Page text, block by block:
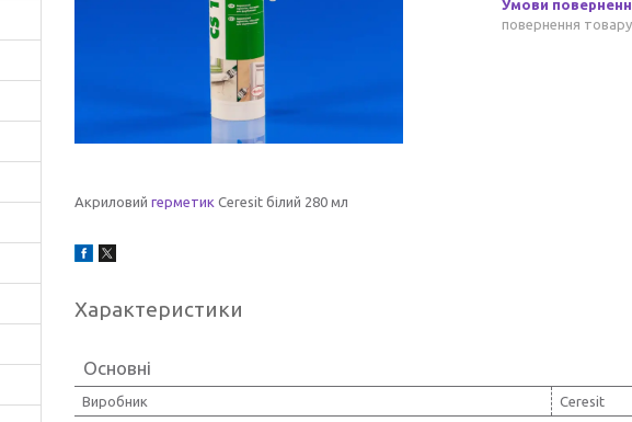
повернення
Акриловий герметик Ceresit білий 280 мл
Характеристики
Основні
Виробник Ceresit